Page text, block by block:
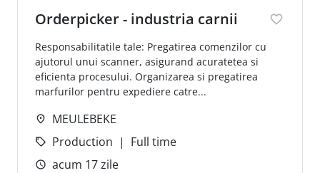
Orderpicker - industria carnii
Responsabilitatile tale: Pregatirea comenzilor cu
ajutorul unui scanner, asigurand acuratetea si
eficienta procesului. Organizarea si pregatirea
marfurilor pentru expediere catre...
MEULEBEKE
Production
Full time
acum 17 zile